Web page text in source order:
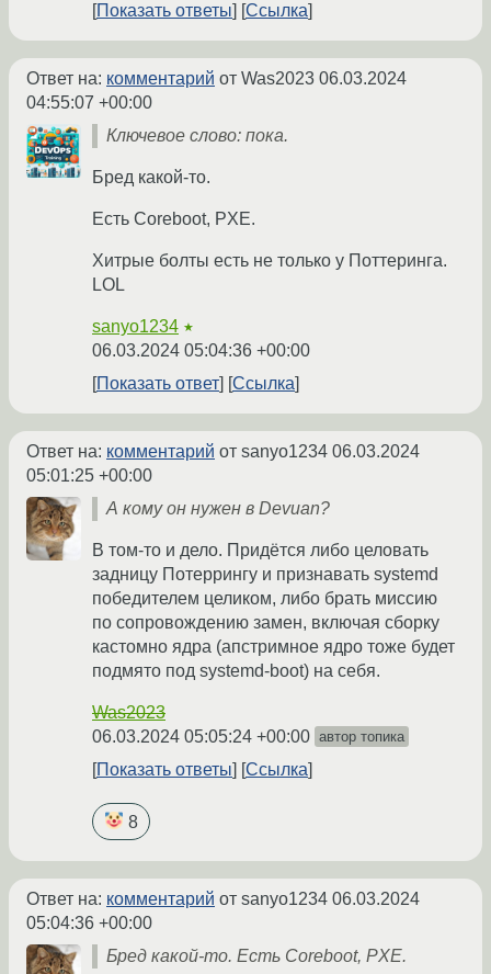
Показать ответы
Ссылка
Ответ на: комментарий от Was2023 06.03.2024
04:55:07 +00:00
Ключевое слово: пока.
Бред какой-то.
Есть Coreboot, PXE.
Хитрые болты есть не только у Поттеринга.
LOL
sanyo1234 ★
06.03.2024 05:04:36 +00:00
Показать ответ
Ссылка
Ответ на: комментарий от sanyo1234 06.03.2024
05:01:25 +00:00
А кому он нужен в Devuan?
В том-то и дело. Придётся либо целовать
задницу Потеррингу и признавать systemd
победителем целиком, либо брать миссию
по сопровождению замен, включая сборку
кастомно ядра (апстримное ядро тоже будет
подмято под systemd-boot) на себя.
Was2023
06.03.2024 05:05:24 +00:00 автор топика
Показать ответы Ссылка
8
Ответ на: комментарий от sanyo1234 06.03.2024
05:04:36 +00:00
Бред какой-то. Есть Coreboot, PXE.